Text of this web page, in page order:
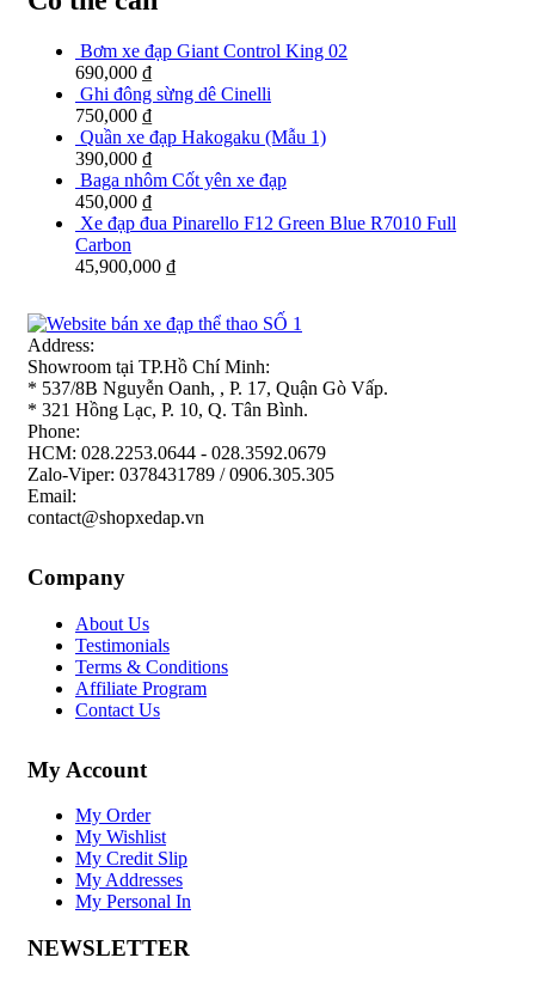
Bơm xe đạp Giant Control King 02
690,000 ₫
Ghi đông sừng dê Cinelli
750,000 ₫
Quần xe đạp Hakogaku (Mẫu 1)
390,000 ₫
Baga nhôm Cốt yên xe đạp
450,000 ₫
Xe đạp đua Pinarello F12 Green Blue R7010 Full
Carbon
45,900,000 ₫
Address:
Showroom tại TP.Hồ Chí Minh:
* 537/8B Nguyễn Oanh, , P. 17, Quận Gò Vấp.
* 321 Hồng Lạc, P. 10, Q. Tân Bình.
Phone:
HCM: 028.2253.0644 - 028.3592.0679
Zalo-Viper: 0378431789 / 0906.305.305
Email:
contact@shopxedap.vn
Company
About Us
Testimonials
Terms & Conditions
Affiliate Program
Contact Us
My Account
My Order
My Wishlist
My Credit Slip
My Addresses
My Personal In
NEWSLETTER